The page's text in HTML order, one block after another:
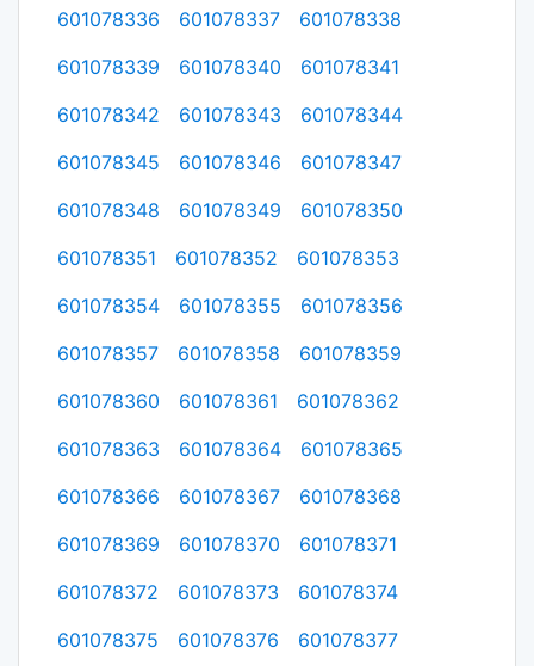
601078336
601078337
601078338
601078339
601078340
601078341
601078342
601078343
601078344
601078345
601078346
601078347
601078348
601078349
601078350
601078351
601078352
601078353
601078354
601078355
601078356
601078357
601078358
601078359
601078360
601078361
601078362
601078363
601078364
601078365
601078366
601078367
601078368
601078369
601078370
601078371
601078372
601078373
601078374
601078375
601078376 601078377